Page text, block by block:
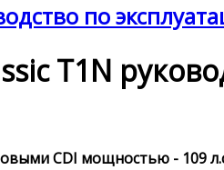
по
T1N
CDI мощностью - 109